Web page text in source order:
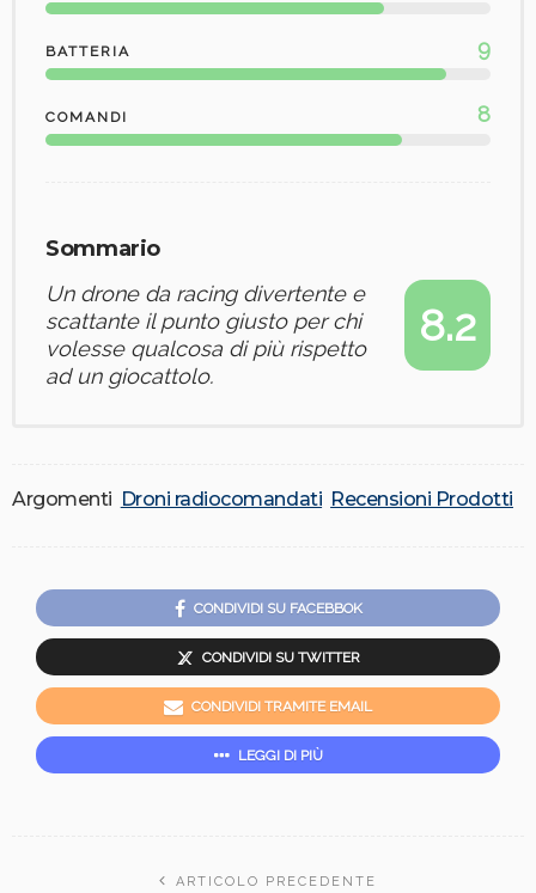
BATTERIA 9
COMANDI 8
Sommario
8.2
Un drone da racing divertente e
scattante il punto giusto per chi
volesse qualcosa di più rispetto
ad un giocattolo.
Argomenti Droni radiocomandati Recensioni Prodotti
CONDIVIDI SU FACEBBOK
CONDIVIDI SU TWITTER
CONDIVIDI TRAMITE EMAIL
LEGGI DI PIÙ
ARTICOLO PRECEDENTE